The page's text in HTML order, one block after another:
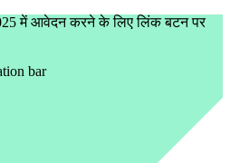
में आवेदन करने के लिए लिंक बटन पर
bar